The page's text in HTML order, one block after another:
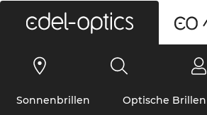
Sonnenbrillen Optische Brillen